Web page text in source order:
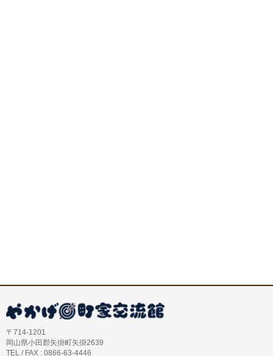
〒714-1201
岡山県小田郡矢掛町矢掛2639
TEL / FAX : 0866-63-4446